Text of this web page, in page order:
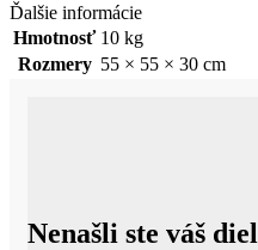
Ďalšie informácie
Hmotnosť 10 kg
Rozmery 55 × 55 × 30 cm
Nenašli ste váš